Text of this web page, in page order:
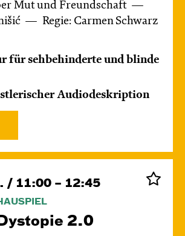
Mut und Freundschaft
Regie: Carmen Schwarz
für sehbehinderte und blinde
Audiodeskription
/ 11:00 – 12:45
2.0